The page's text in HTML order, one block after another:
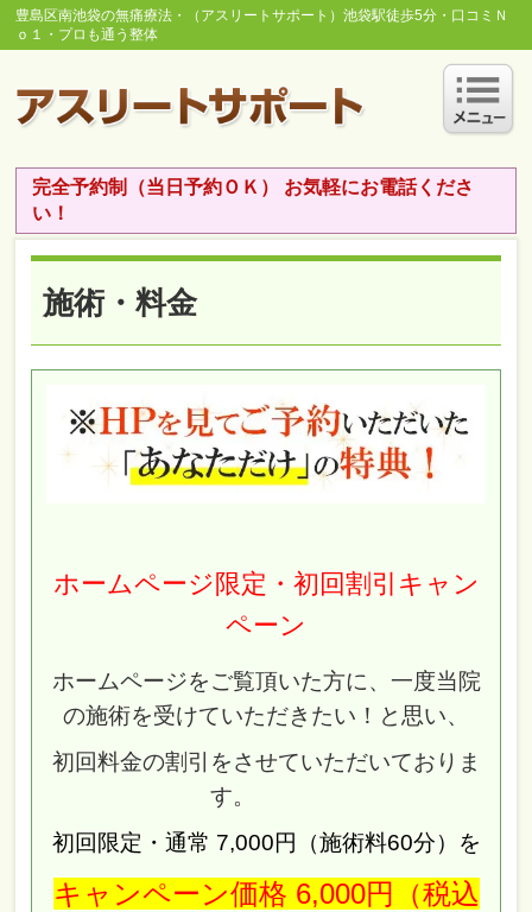
豊島区南池袋の無痛療法・（アスリートサポート）池袋駅徒歩5分・口コミＮ
ｏ１・プロも通う整体
完全予約制（当日予約ＯＫ） お気軽にお電話くださ
い！
施術・料金
ホームページ限定・初回割引キャン
ペーン
ホームページをご覧頂いた方に、一度当院
の施術を受けていただきたい！と思い、
初回料金の割引をさせていただいておりま
す。
初回限定・通常 7,000円（施術料60分）を
キャンペーン価格 6,000円（税込